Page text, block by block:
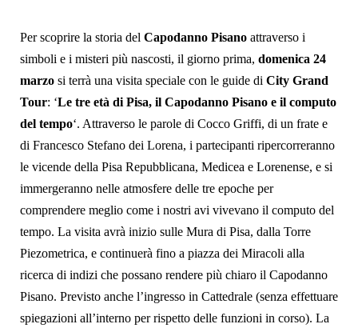
Per scoprire la storia del Capodanno Pisano attraverso i
simboli e i misteri più nascosti, il giorno prima, domenica 24
marzo si terrà una visita speciale con le guide di City Grand
Tour: ‘Le tre età di Pisa, il Capodanno Pisano e il computo
del tempo‘. Attraverso le parole di Cocco Griffi, di un frate e
di Francesco Stefano dei Lorena, i partecipanti ripercorreranno
le vicende della Pisa Repubblicana, Medicea e Lorenense, e si
immergeranno nelle atmosfere delle tre epoche per
comprendere meglio come i nostri avi vivevano il computo del
tempo. La visita avrà inizio sulle Mura di Pisa, dalla Torre
Piezometrica, e continuerà fino a piazza dei Miracoli alla
ricerca di indizi che possano rendere più chiaro il Capodanno
Pisano. Previsto anche l’ingresso in Cattedrale (senza effettuare
spiegazioni all’interno per rispetto delle funzioni in corso). La